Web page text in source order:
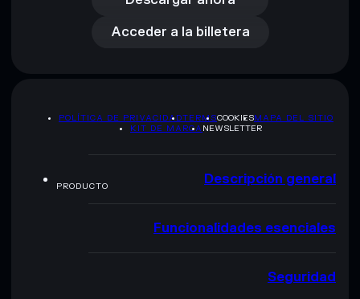
Acceder a la billetera
POLÍTICA DE PRIVACIDADTERMSCOOKIESMAPA DEL SITIO
KIT DE MARCA NEWSLETTER
PRODUCTO Descripción general
Funcionalidades esenciales
Seguridad